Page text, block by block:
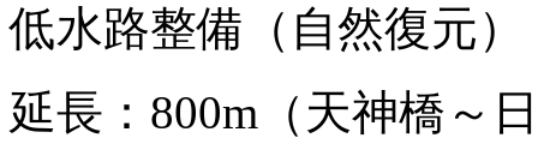
低水路整備（自然復元）
延長：800m（天神橋～